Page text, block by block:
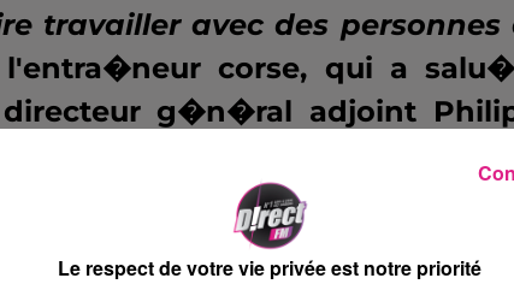
travailler avec des personnes
corse, qui a
g�n�ral adjoint
Fr�d�ric Arpinon et de
retrouvera non seulement
Le respect de votre vie privée est notre priorité